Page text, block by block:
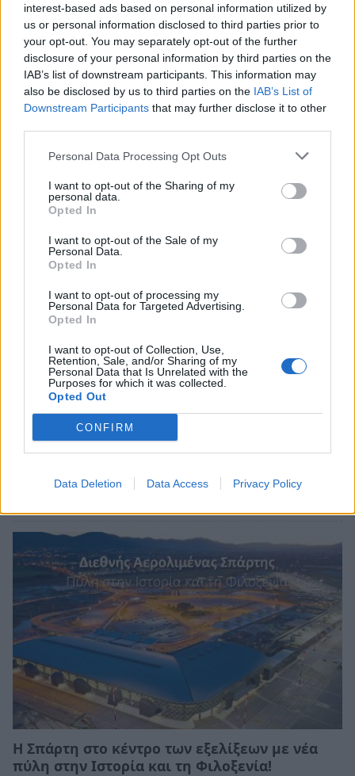
interest-based ads based on personal information utilized by
us or personal information disclosed to third parties prior to
your opt-out. You may separately opt-out of the further
disclosure of your personal information by third parties on the
IAB’s list of downstream participants. This information may
also be disclosed by us to third parties on the IAB’s List of
Downstream Participants that may further disclose it to other
Personal Data Processing Opt Outs
I want to opt-out of the Sharing of my
personal data.
Opted In
I want to opt-out of the Sale of my
Personal Data.
Opted In
I want to opt-out of processing my
Personal Data for Targeted Advertising.
Opted In
I want to opt-out of Collection, Use,
Retention, Sale, and/or Sharing of my
Personal Data that Is Unrelated with the
Purposes for which it was collected.
Opted Out
CONFIRM
Data Deletion Data Access Privacy Policy
Θιόπαυτο και Σαμπατική: Οι γείτονες
κολπίσκοι στην Αρκαδία που ξεχωρίζουν για
την ήρεμη ομορφιά τους
03/08/2026 13:51
Περπατώντας στους δρόμους της
Βαλέτας (video)
Η Σπάρτη στο κέντρο των εξελίξεων με νέα
πύλη στην Ιστορία και τη Φιλοξενία!